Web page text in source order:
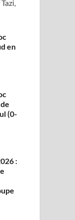
en
(0-
: